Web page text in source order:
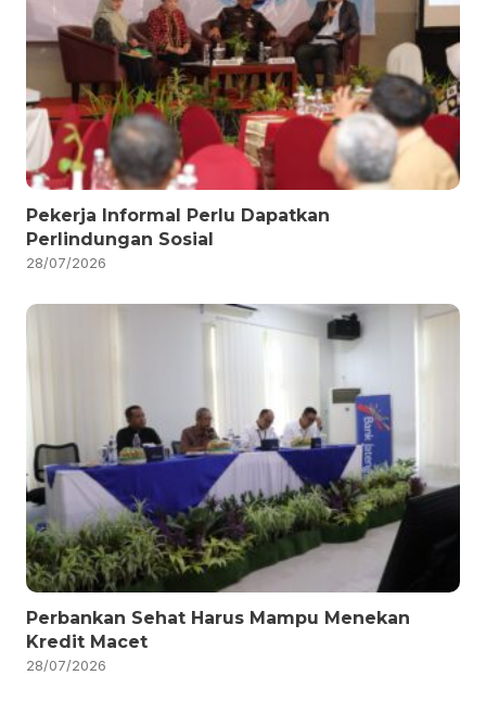
Pekerja Informal Perlu Dapatkan
Perlindungan Sosial
28/07/2026
Perbankan Sehat Harus Mampu Menekan
Kredit Macet
28/07/2026